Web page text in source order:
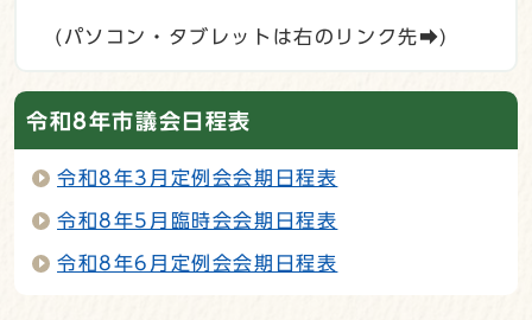
(パソコン・タブレットは右のリンク先➡)
令和8年市議会日程表
令和8年3月定例会会期日程表
令和8年5月臨時会会期日程表
令和8年6月定例会会期日程表